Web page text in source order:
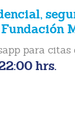
Fundación
para citas
hrs.